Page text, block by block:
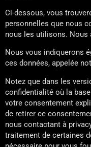
Ci-dessous, vous
personnelles que nous
nous les utilisons. Nous
Nous vous indiquerons
ces données, appelée
Notez que dans les
confidentialité où la
votre consentement
de retirer ce
nous contactant à
traitement de certaines